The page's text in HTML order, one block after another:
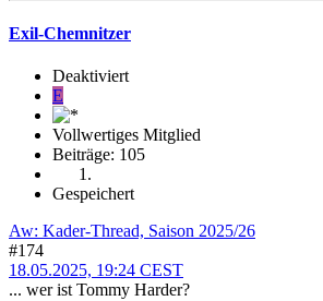
Exil-Chemnitzer
Deaktiviert
E
Vollwertiges Mitglied
Beiträge: 105
Gespeichert
Aw: Kader-Thread, Saison 2025/26
#174
18.05.2025, 19:24 CEST
... wer ist Tommy Harder?